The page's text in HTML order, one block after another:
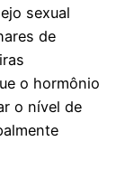
sexual
de
o hormônio
o nível de